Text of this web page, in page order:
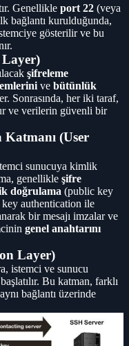
Genellikle port 22 (veya
bağlantı kurulduğunda,
gösterilir ve bu
Layer)
şifreleme
ve bütünlük
Sonrasında, her iki taraf,
ve verilerin güvenli bir
(User
sunucuya kimlik
genellikle şifre
doğrulama (public key
authentication ile
bir mesajı imzalar ve
genel anahtarını
Layer)
istemci ve sunucu
başlatılır. Bu katman, farklı
bağlantı üzerinde